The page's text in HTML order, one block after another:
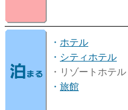
・ ホテル
・ シティホテル
・リゾートホテル
・ 旅館